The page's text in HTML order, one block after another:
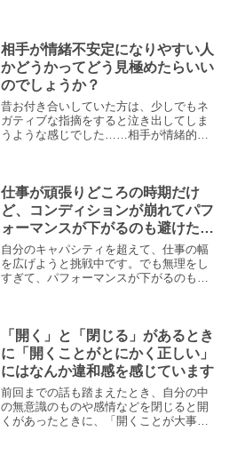
か…
相手が情緒不安定になりやすい人
かどうかってどう見極めたらいい
のでしょうか？
昔お付き合いしていた方は、少しでもネ
ガティブな指摘をすると泣き出してしま
うような感じでした……相手が情緒的に
しょうか？
仕事が頑張りどころの時期だけ
ど、コンディションが崩れてパフ
ォーマンスが下がるのも避けた
い…何に気をつけたらいい？意識
するポイントは？
自分のキャパシティを超えて、仕事の幅
を広げようと挑戦中です。でも無理をし
すぎて、パフォーマンスが下がるのも避
いいでしょうか。
「開く」と「閉じる」があるとき
に「開くことがとにかく正しい」
にはなんか違和感を感じています
前回までの話も踏まえたとき、自分の中
の無意識のものや感情などを閉じると開
くがあったときに、「開くことが大事」